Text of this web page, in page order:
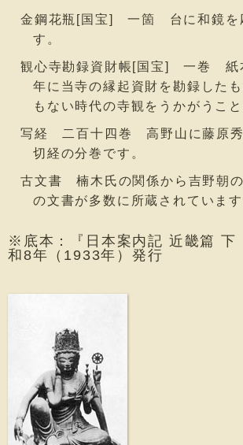
金鋼花瓶[国宝] 一箇 台に和鏡を
す。
観心寺勘録資財帳[国宝] 一巻 紙
年に当寺の縁起資財を勘録した
もない時代の寺観をうかがうこと
写経 二百十四巻 高野山に藤原秀
切経の分巻です。
古文書 楠木氏の関係から吉野朝
の文書が多数に所蔵されています
※底本：『日本案内記 近畿篇 下
和8年（1933年）発行